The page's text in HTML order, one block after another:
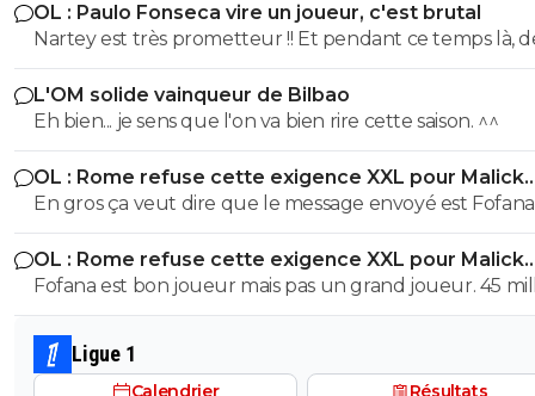
dépenser une fortune pour un joueur qui a suivis
préparation avec Liverpool, Liverpool on déjà fait la bêtise sur
isak l année dernière, ils veulent pas refaire la même
OL : Paulo Fonseca vire un joueur, c'est brutal
Nartey est très prometteur !! Et pendant ce temps là,
joueurs comme AMN et Tessman joue tout les
L'OM solide vainqueur de Bilbao
Eh bien... je sens que l'on va bien rire cette saison. ^^
OL : Rome refuse cette exigence XXL pour Malick
Fofana
En gros ça veut dire que le message envoyé est Fofana n'est
pas à vendre MAIS SI vous êtes prêts à débourser une
somme folle, alors on discute En dessous c'est NIET
OL : Rome refuse cette exigence XXL pour Malick
Fofana
Fofana est bon joueur mais pas un grand joueur. 45
pour un joueur blessé pendant 9 mois c'est
cher. personne ne mettra cette somme sans avoir
visite médicale précise au sujet de sa blessure.
Ligue 1
Calendrier Résultats